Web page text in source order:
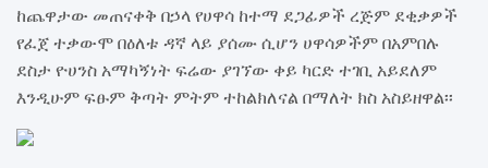
ከጨዋታው መጠናቀቅ በኃላ የሀዋሳ ከተማ ደጋፊዎች ረጅም ደቂቃዎች
የፈጀ ተቃውሞ በዕለቱ ዳኛ ላይ ያሰሙ ሲሆን ሀዋሳዎችም በአምበሉ
ደስታ ዮሀንስ አማካኝነት ፍሬው ያገኘው ቀይ ካርድ ተገቢ አይደለም
እንዲሁም ፍፁም ቅጣት ምትም ተከልክለናል በማለት ክስ አስይዘዋል፡፡